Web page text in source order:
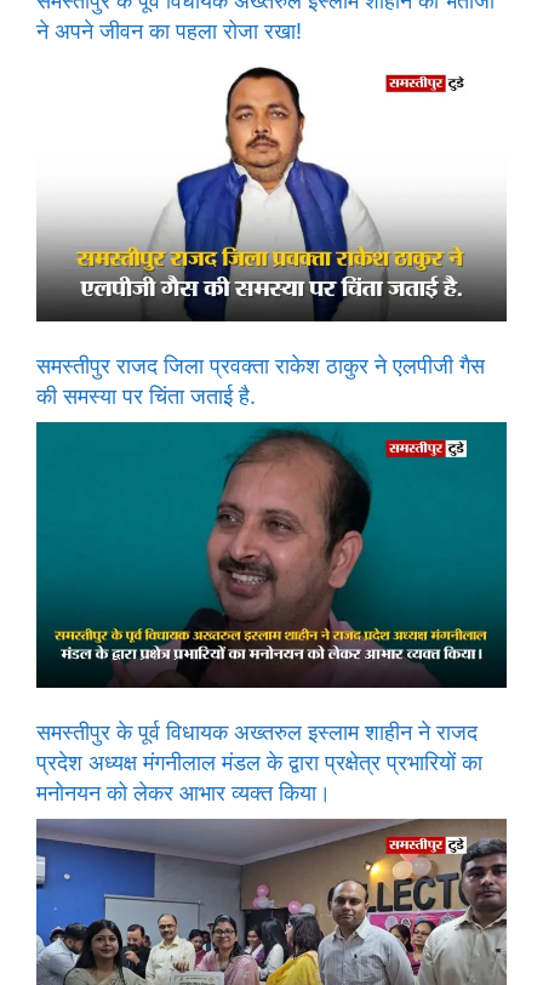
ने अपने जीवन का पहला रोजा रखा!
समस्तीपुर राजद जिला प्रवक्ता राकेश ठाकुर ने एलपीजी गैस
की समस्या पर चिंता जताई है.
समस्तीपुर के पूर्व विधायक अख्तरुल इस्लाम शाहीन ने राजद
प्रदेश अध्यक्ष मंगनीलाल मंडल के द्वारा प्रक्षेत्र प्रभारियों का
मनोनयन को लेकर आभार व्यक्त किया।